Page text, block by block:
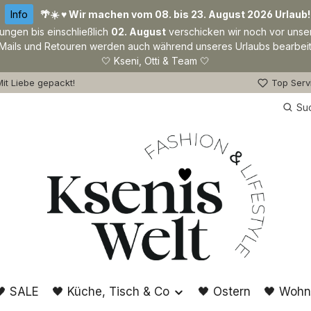
Info
🌴☀️ ♥ Wir machen vom 08. bis 23. August 2026 Urlaub!
bis einschließlich 02. August verschicken wir noch vor
und Retouren werden auch während unseres Urlaubs
🤍 Kseni, Otti & Team 🤍
Liebe gepackt! Top
SALE 🖤 Küche, Tisch & Co 🖤 Ostern 🖤